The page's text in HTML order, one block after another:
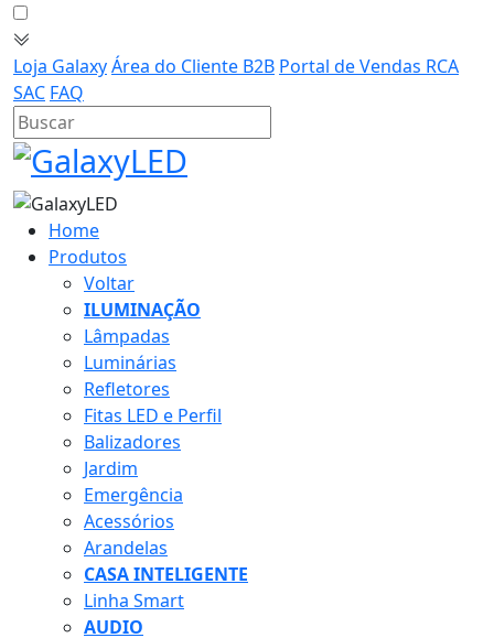
Loja GalaxyÁrea do Cliente B2B Portal de Vendas RCA
SAC FAQ
Home
Produtos
Voltar
ILUMINAÇÃO
Lâmpadas
Luminárias
Refletores
Fitas LED e Perfil
Balizadores
Jardim
Emergência
Acessórios
Arandelas
CASA INTELIGENTE
Linha Smart
AUDIO